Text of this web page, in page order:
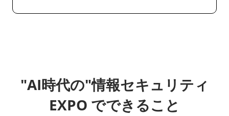
"AI時代の"情報セキュリティ
EXPO でできること